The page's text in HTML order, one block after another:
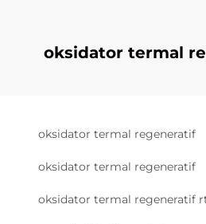
oksidator termal
oksidator termal regeneratif
oksidator termal regeneratif
oksidator termal regeneratif